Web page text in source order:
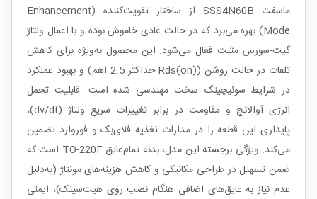
ماسفت SSS4N60B از ساختار تقویت‌کننده (Enhancement
Mode) بهره می‌برد که در حالت عادی خاموش بوده و با اعمال ولتاژ
گیت-سورس مثبت فعال می‌شود. این محصول به‌ویژه برای کاهش
تلفات در حالت روشن (Rds(on) حداکثر 2.5 اهم) و بهبود عملکرد
در شرایط سوئیچینگ سخت مهندسی شده است. قابلیت تحمل
انرژی آوالانچ و مقاومت در برابر تغییرات سریع ولتاژ (dv/dt)،
پایداری این قطعه را در مدارات تغذیه فلای‌بک و فوروارد تضمین
می‌کند. ویژگی برجسته این مدل، بدنه تمام‌عایق TO-220F است که
ضمن تسهیل در طراحی مکانیکی و کاهش هزینه‌های مونتاژ (به‌دلیل
عدم نیاز به عایق‌های اضافی هنگام نصب روی هیت‌سینک)، ایمنی